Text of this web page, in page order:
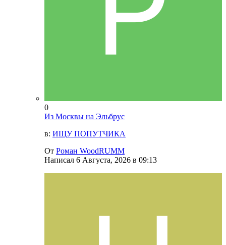
0
Из Москвы на Эльбрус
в: ИЩУ ПОПУТЧИКА
От Роман WoodRUMM
Написал 6 Августа, 2026 в 09:13